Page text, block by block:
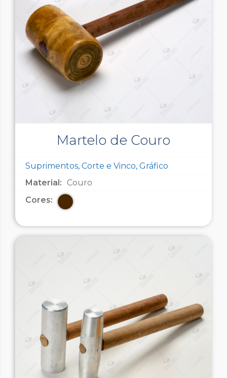
Martelo de Couro
Suprimentos, Corte e Vinco, Gráfico
Material:
Couro
Cores: